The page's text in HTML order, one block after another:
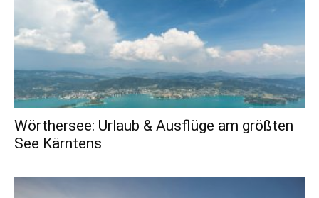
Wörthersee: Urlaub & Ausflüge am größten
See Kärntens